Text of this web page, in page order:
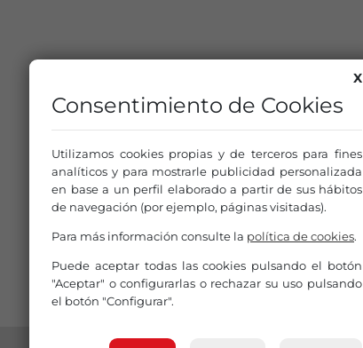
X
Consentimiento de Cookies
Utilizamos cookies propias y de terceros para fines
analíticos y para mostrarle publicidad personalizada
en base a un perfil elaborado a partir de sus hábitos
de navegación (por ejemplo, páginas visitadas).
Para más información consulte la política de cookies.
Puede aceptar todas las cookies pulsando el botón
"Aceptar" o configurarlas o rechazar su uso pulsando
el botón "Configurar".